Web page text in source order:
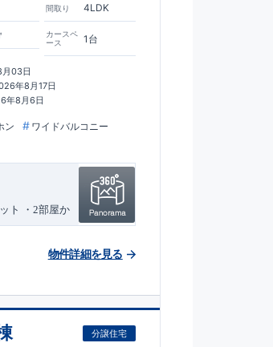
間取り 4LDK
カースペ
ース
1台
03日
年8月17日
年8月6日
ン
ワイドバルコニー
ト
・2部屋か
リーirodori
震に耐える
物件詳細を見る
分譲住宅